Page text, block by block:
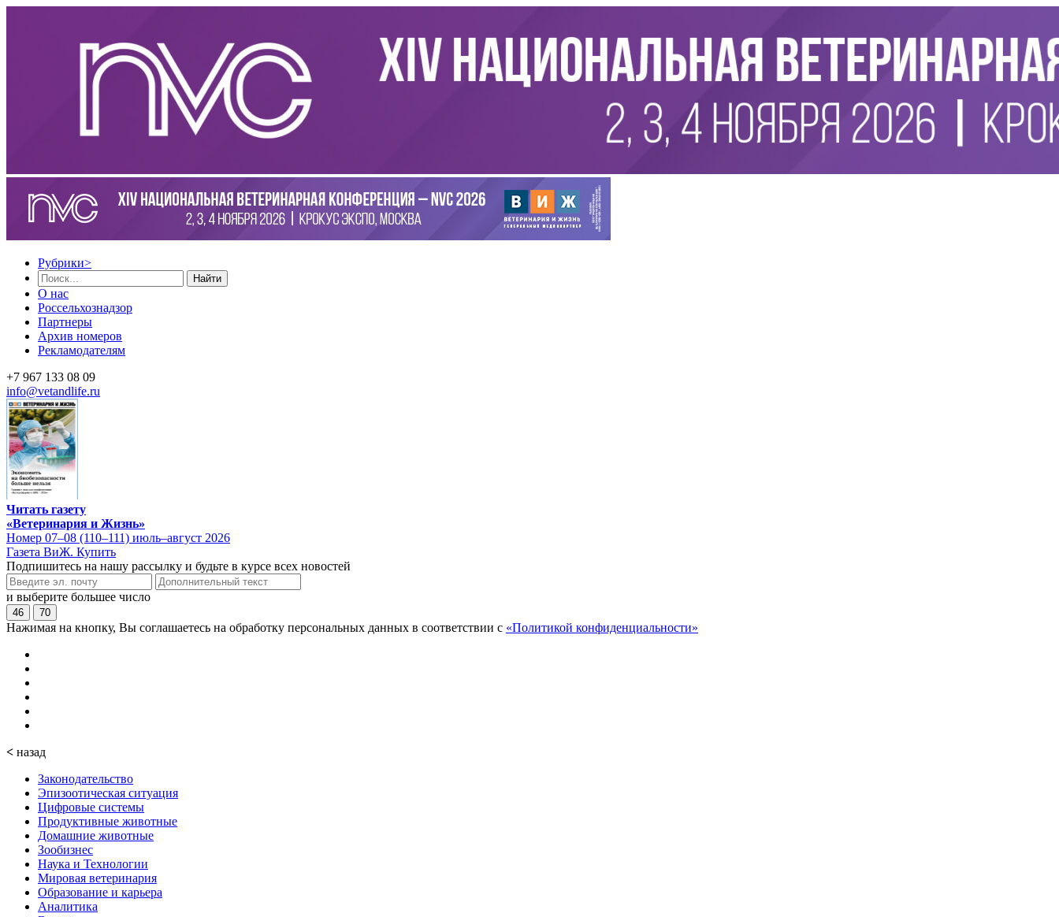
Рубрики>
Найти
О нас
Россельхознадзор
Партнеры
Архив номеров
Рекламодателям
+7 967 133 08 09
info@vetandlife.ru
Читать газету
«Ветеринария и Жизнь»
Номер 07–08 (110–111) июль–август 2026
Газета ВиЖ. Купить
Подпишитесь на нашу рассылку и будьте в курсе всех новостей
и выберите большее число
46 70
Нажимая на кнопку, Вы соглашаетесь на обработку персональных данных в соответствии с «Политикой конфиденциальности»
< назад
Законодательство
Эпизоотическая ситуация
Цифровые системы
Продуктивные животные
Домашние животные
Зообизнес
Наука и Технологии
Мировая ветеринария
Образование и карьера
Аналитика